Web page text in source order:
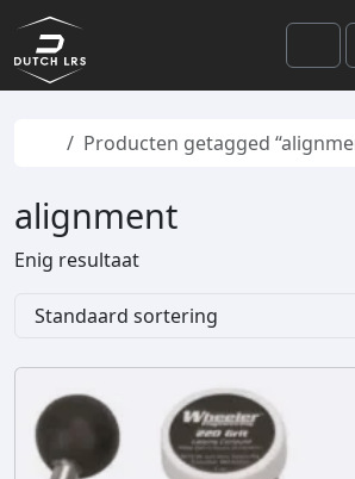
Skip to content
Skip to footer
Home
Producten getagged
alignment
Enig resultaat